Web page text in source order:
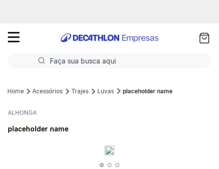
Faça sua busca aqui
1ºFutebol
2ºCorrida
Acessórios Trajes Luvas placeholder name
ALHONGA
placeholder name